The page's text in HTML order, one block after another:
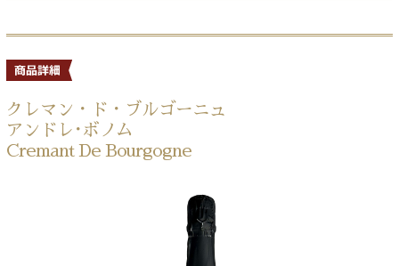
クレマン・ド・ブルゴーニュ
アンドレ･ボノム
Cremant De Bourgogne